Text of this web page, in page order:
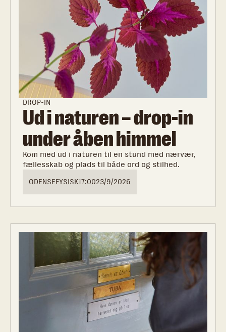
DROP-IN
Ud i naturen – drop-in
under åben himmel
Kom med ud i naturen til en stund med nærvær,
fællesskab og plads til både ord og stilhed.
ODENSEFYSISK17:0023/9/2026